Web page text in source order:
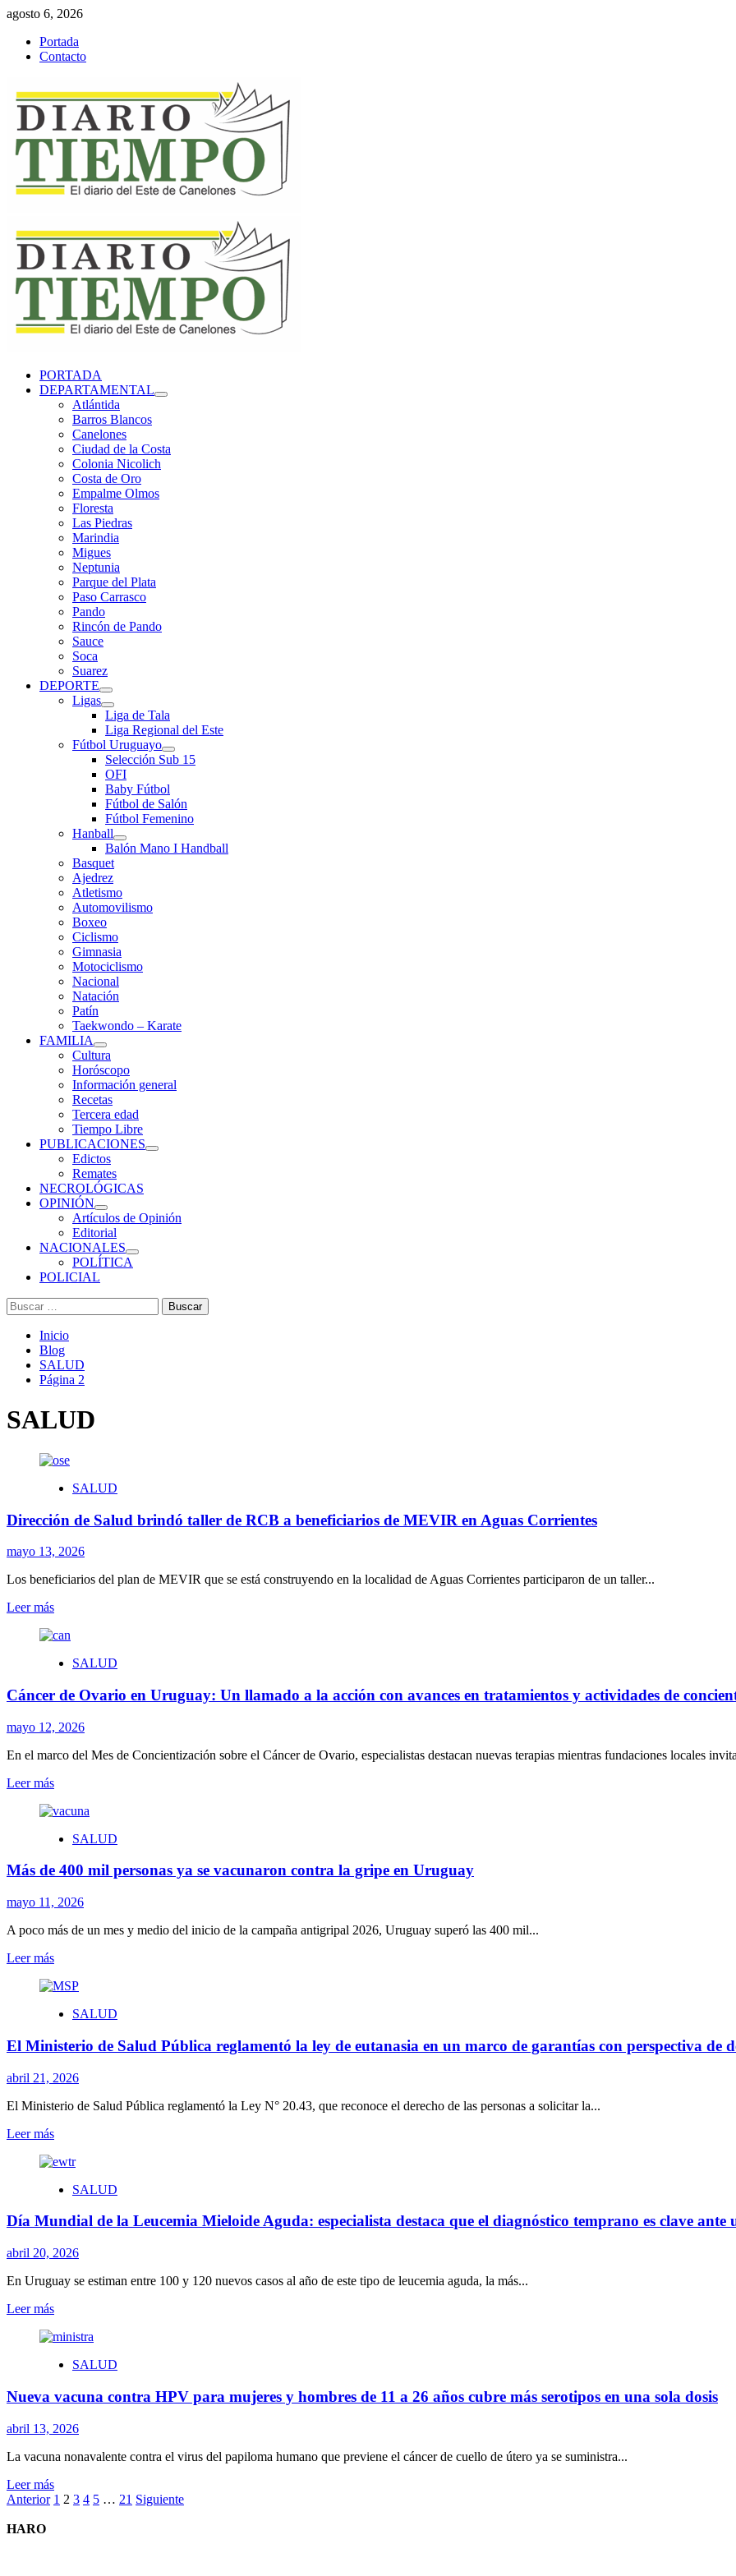
Saltar
contenido
agosto 6, 2026
Portada
Contacto
primario
PORTADA
DEPARTAMENTAL
Atlántida
Barros Blancos
Canelones
Ciudad de la Costa
Colonia Nicolich
Costa de Oro
Empalme Olmos
Floresta
Las Piedras
Marindia
Migues
Neptunia
Parque del Plata
Paso Carrasco
Pando
Rincón de Pando
Sauce
Soca
Suarez
DEPORTE
Ligas
Liga de Tala
Liga Regional del Este
Fútbol Uruguayo
Selección Sub 15
OFI
Baby Fútbol
Fútbol de Salón
Fútbol Femenino
Hanball
Balón Mano I Handball
Basquet
Ajedrez
Atletismo
Automovilismo
Boxeo
Ciclismo
Gimnasia
Motociclismo
Nacional
Natación
Patín
Taekwondo – Karate
FAMILIA
Cultura
Horóscopo
Información general
Recetas
Tercera edad
Tiempo Libre
PUBLICACIONES
Edictos
Remates
NECROLÓGICAS
OPINIÓN
Artículos de Opinión
Editorial
NACIONALES
POLÍTICA
POLICIAL
Buscar:
Inicio
Blog
SALUD
Página 2
SALUD
SALUD
Dirección de Salud brindó taller de RCB a beneficiarios de MEVIR en Aguas Corrientes
mayo 13, 2026
Los beneficiarios del plan de MEVIR que se está construyendo en la localidad de Aguas Corrientes participaron de un taller...
Leer másLeer
sobre
de
brindó
de
a
de
en
Corrientes
SALUD
Cáncer de Ovario en Uruguay: Un llamado a la acción con avances en tratamientos y actividades de
mayo 12, 2026
En el marco del Mes de Concientización sobre el Cáncer de Ovario, especialistas destacan nuevas terapias mientras fundaciones locales
Leer másLeer
sobre
de
en
Un
a
acción
avances en
y
de
SALUD
Más de 400 mil personas ya se vacunaron contra la gripe en Uruguay
mayo 11, 2026
A poco más de un mes y medio del inicio de la campaña antigripal 2026, Uruguay superó las 400 mil...
Leer másLeer
sobre
de
mil
ya
vacunaron contra
gripe
Uruguay
SALUD
El Ministerio de Salud Pública reglamentó la ley de eutanasia en un marco de garantías con perspectiva de
abril 21, 2026
El Ministerio de Salud Pública reglamentó la Ley N° 20.43, que reconoce el derecho de las personas a solicitar la...
Leer másLeer
sobre
Ministerio
Salud
reglamentó
ley
eutanasia
un
de
con
de
SALUD
Día Mundial de la Leucemia Mieloide Aguda: especialista destaca que el diagnóstico temprano es clave
abril 20, 2026
En Uruguay se estiman entre 100 y 120 nuevos casos al año de este tipo de leucemia aguda, la más...
Leer másLeer
sobre
Mundial
la
Mieloide
especialista
que
el
SALUD
Nueva vacuna contra HPV para mujeres y hombres de 11 a 26 años cubre más serotipos en una sola dosis
abril 13, 2026
La vacuna nonavalente contra el virus del papiloma humano que previene el cáncer de cuello de útero ya se suministra...
Leer másLeer
más
Paginación
de
Anterior 1 2 3 4 5 … 21 Siguiente
HARO